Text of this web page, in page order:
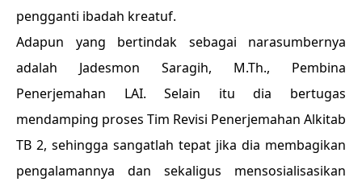
pengganti ibadah kreatuf.
Adapun yang bertindak sebagai narasumbernya
adalah Jadesmon Saragih, M.Th., Pembina
Penerjemahan LAI. Selain itu dia bertugas
mendamping proses Tim Revisi Penerjemahan Alkitab
TB 2, sehingga sangatlah tepat jika dia membagikan
pengalamannya dan sekaligus mensosialisasikan